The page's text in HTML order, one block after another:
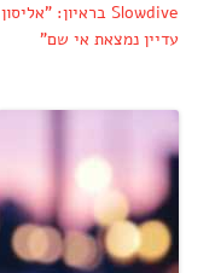
Slowdive בראיון: "אליסון
עדיין נמצאת אי שם"